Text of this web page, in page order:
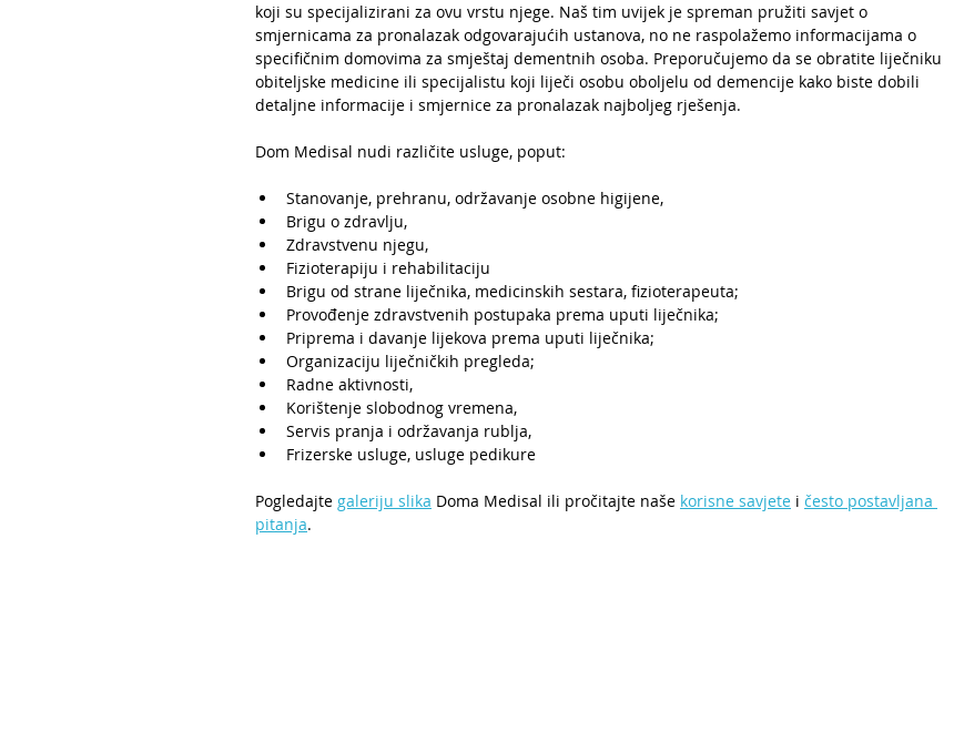
koji su specijalizirani za ovu vrstu njege. Naš tim uvijek je spreman pružiti savjet o
smjernicama za pronalazak odgovarajućih ustanova, no ne raspolažemo informacijama o
specifičnim domovima za smještaj dementnih osoba. Preporučujemo da se obratite liječniku
obiteljske medicine ili specijalistu koji liječi osobu oboljelu od demencije kako biste dobili
detaljne informacije i smjernice za pronalazak najboljeg rješenja.
Dom Medisal nudi različite usluge, poput:
Stanovanje, prehranu, održavanje osobne higijene,
Brigu o zdravlju,
Zdravstvenu njegu,
Fizioterapiju i rehabilitaciju
Brigu od strane liječnika, medicinskih sestara, fizioterapeuta;
Provođenje zdravstvenih postupaka prema uputi liječnika;
Priprema i davanje lijekova prema uputi liječnika;
Organizaciju liječničkih pregleda;
Radne aktivnosti,
Korištenje slobodnog vremena,
Servis pranja i održavanja rublja,
Frizerske usluge, usluge pedikure
Pogledajte galeriju slika Doma Medisal ili pročitajte naše korisne savjete i često postavljana
pitanja.